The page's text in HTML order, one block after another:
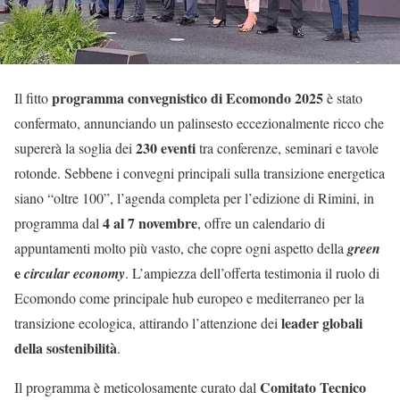
Il fittoprogramma convegnistico di Ecomondo 2025è stato
confermato, annunciando un palinsesto eccezionalmente ricco che
supererà la soglia dei230 eventitra conferenze, seminari e tavole
rotonde. Sebbene i convegni principali sulla transizione energetica
siano “oltre 100”, l’agenda completa per l’edizione di Rimini, in
programma dal4 al 7 novembre, offre un calendario di
appuntamenti molto più vasto, che copre ogni aspetto dellagreen
ecircular economy. L’ampiezza dell’offerta testimonia il ruolo di
Ecomondo come principale hub europeo e mediterraneo per la
transizione ecologica, attirando l’attenzione deileader globali
della sostenibilità.
Il programma è meticolosamente curato dalComitato Tecnico